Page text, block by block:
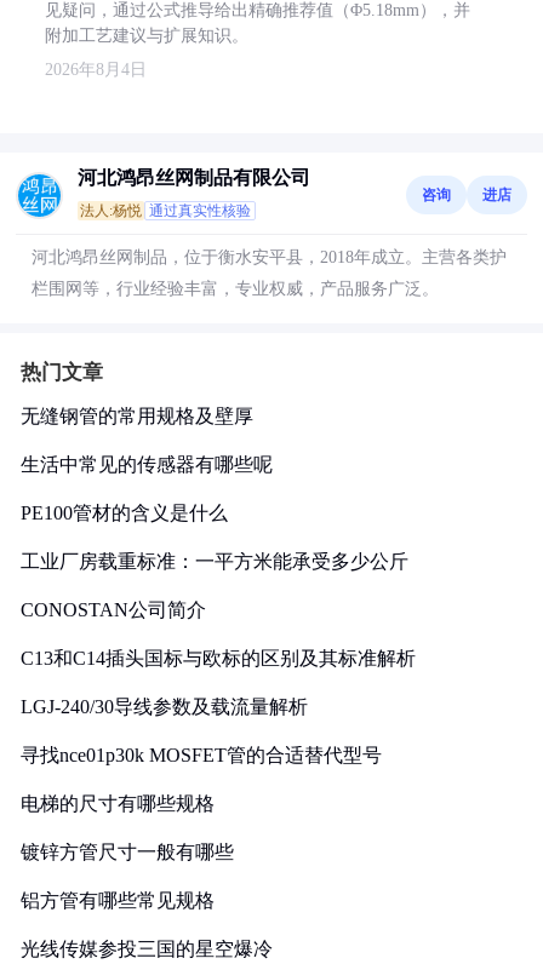
见疑问，通过公式推导给出精确推荐值（Φ5.18mm），并
附加工艺建议与扩展知识。
2026年8月4日
河北鸿昂丝网制品有限公司
法人:杨悦 通过真实性核验
咨询 进店
河北鸿昂丝网制品，位于衡水安平县，2018年成立。主营各类护
栏围网等，行业经验丰富，专业权威，产品服务广泛。
热门文章
无缝钢管的常用规格及壁厚
生活中常见的传感器有哪些呢
PE100管材的含义是什么
工业厂房载重标准：一平方米能承受多少公斤
CONOSTAN公司简介
C13和C14插头国标与欧标的区别及其标准解析
LGJ-240/30导线参数及载流量解析
寻找nce01p30k MOSFET管的合适替代型号
电梯的尺寸有哪些规格
镀锌方管尺寸一般有哪些
铝方管有哪些常见规格
光线传媒参投三国的星空爆冷